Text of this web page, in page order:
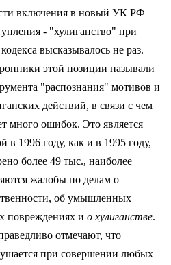
включения в новый УК РФ
- "хулиганство" при
высказывалось не раз.
этой позиции называли
"распознания" мотивов и
действий, в связи с чем
много ошибок. Это является
в 1996 году, как и в 1995 году,
более 49 тыс., наиболее
жалобы по делам о
об умышленных
повреждениях и о хулиганстве.
отмечают, что
при совершении любых